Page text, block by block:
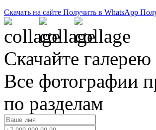
Скачать на сайте Получить в WhatsApp
Скачайте
Все фотографии
по разделам